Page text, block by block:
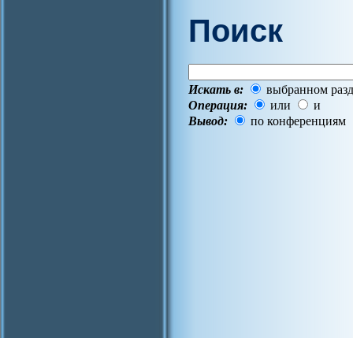
Поиск
Искать в:
выбранном
Операция:
или
и
Вывод:
по конференциям